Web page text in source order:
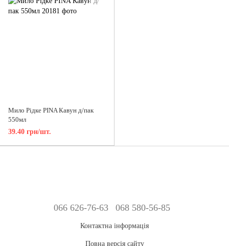
Мило Рідке PINA Кавун д/пак
550мл
39.40 грн/шт.
066 626-76-63 068 580-56-85
Контактна інформація
Повна версія сайту